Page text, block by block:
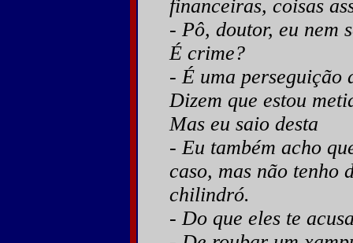
financeiras, coisas
- Pô, doutor, eu nem
É crime?
- É uma perseguição
Dizem que estou
Mas eu saio desta
- Eu também acho
caso, mas não tenho
chilindró.
- Do que eles te